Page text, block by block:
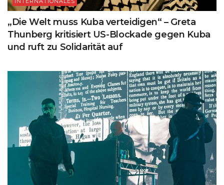
„Die Welt muss Kuba verteidigen“ – Greta
Thunberg kritisiert US-Blockade gegen Kuba
und ruft zu Solidarität auf